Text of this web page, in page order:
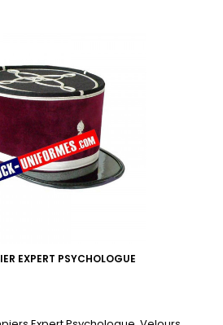
EXPERT PSYCHOLOGUE